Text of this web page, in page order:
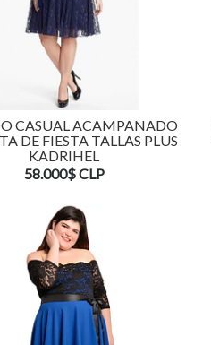
CASUAL ACAMPANADO
DE FIESTA TALLAS PLUS
KADRIHEL
58.000$ CLP